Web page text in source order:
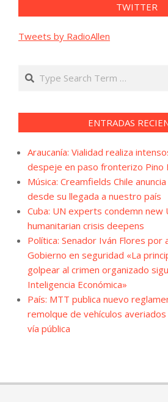
TWITTER
Tweets by RadioAllen
Search
ENTRADAS
Araucanía: Vialidad realiza
despeje en paso fronterizo Pino
Música: Creamfields Chile
desde su llegada a nuestro país
Cuba: UN experts condemn new
humanitarian crisis deepens
Política: Senador Iván Flores por
Gobierno en seguridad «La
golpear al crimen organizado
Inteligencia Económica»
País: MTT publica nuevo
remolque de vehículos
vía pública